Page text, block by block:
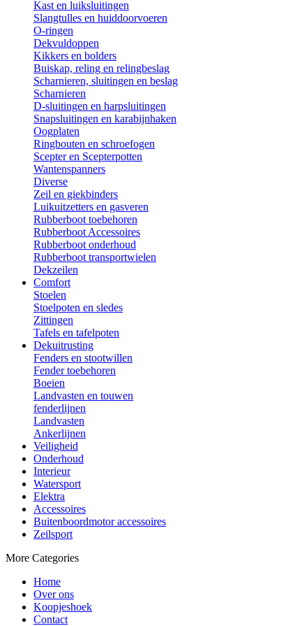
Kast en luiksluitingen
Slangtulles en huiddoorvoeren
O-ringen
Dekvuldoppen
Kikkers en bolders
Buiskap, reling en relingbeslag
Scharnieren, sluitingen en beslag
Scharnieren
D-sluitingen en harpsluitingen
Snapsluitingen en karabijnhaken
Oogplaten
Ringbouten en schroefogen
Scepter en Scepterpotten
Wantenspanners
Diverse
Zeil en giekbinders
Luikuitzetters en gasveren
Rubberboot toebehoren
Rubberboot Accessoires
Rubberboot onderhoud
Rubberboot transportwielen
Dekzeilen
Comfort
Stoelen
Stoelpoten en sledes
Zittingen
Tafels en tafelpoten
Dekuitrusting
Fenders en stootwillen
Fender toebehoren
Boeien
Landvasten en touwen
fenderlijnen
Landvasten
Ankerlijnen
Veiligheid
Onderhoud
Interieur
Watersport
Elektra
Accessoires
Buitenboordmotor accessoires
Zeilsport
More Categories
Home
Over ons
Koopjeshoek
Contact